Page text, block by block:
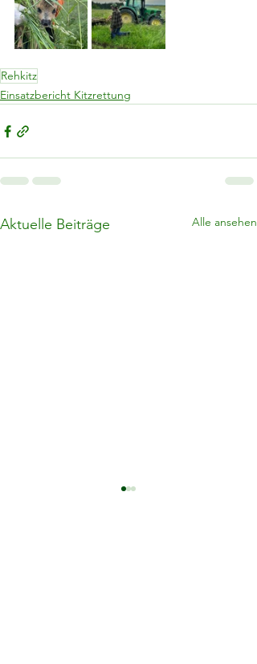
Rehkitz
Einsatzbericht Kitzrettung
Aktuelle Beiträge Alle ansehen